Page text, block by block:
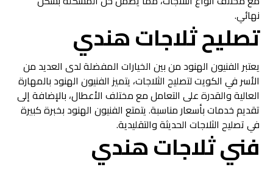
نهائي.
تصليح ثلاجات هندي
يعتبر الفنيون الهنود من بين الخيارات المفضلة لدى العديد من
الأسر في الكويت لتصليح الثلاجات، يتميز الفنيون الهنود بالمهارة
العالية والقدرة على التعامل مع مختلف الأعطال، بالإضافة إلى
تقديم خدمات بأسعار مناسبة. يتمتع الفنيون الهنود بخبرة كبيرة
في تصليح الثلاجات الحديثة والتقليدية.
فني ثلاجات هندي